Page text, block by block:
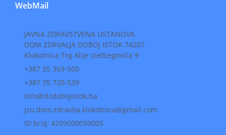
WebMail
JAVNA ZDRAVSTVENA USTANOVA
DOM ZDRVALJA DOBOJ ISTOK 74207
Klokotnica Trg Alije Izetbegovića 9
+387 35 369-500
+387 35 720-539
info@dzdobojistok.ba
jzu.dom.zdravlja.klokotnica@gmail.com
ID broj: 4209500050005